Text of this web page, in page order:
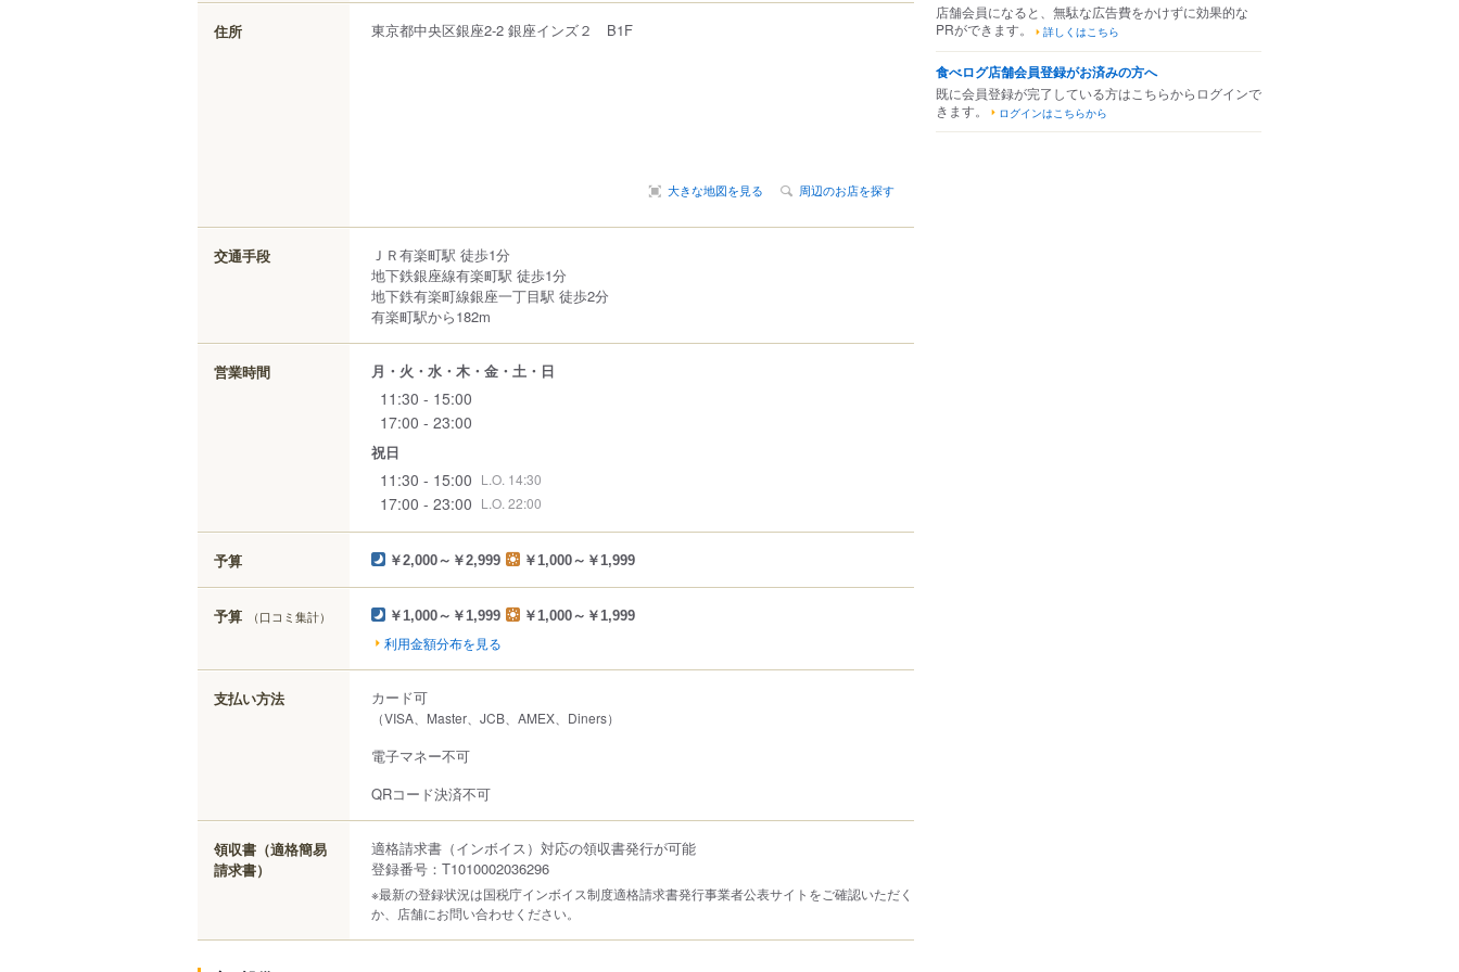
住所 東京都中央区銀座2-2 銀座インズ２ B1F
大きな地図を見る 周辺のお店を探す
交通手段
ＪＲ有楽町駅 徒歩1分
地下鉄銀座線有楽町駅 徒歩1分
地下鉄有楽町線銀座一丁目駅 徒歩2分
有楽町駅から182m
営業時間 月・火・水・木・金・土・日
11:30 - 15:00
17:00 - 23:00
祝日
11:30 - 15:00 L.O. 14:30
17:00 - 23:00 L.O. 22:00
予算 ￥2,000～￥2,999 ￥1,000～￥1,999
予算 （口コミ集計） ￥1,000～￥1,999 ￥1,000～￥1,999
利用金額分布を見る
支払い方法 カード可
（VISA、Master、JCB、AMEX、Diners）
電子マネー不可
QRコード決済不可
領収書（適格簡易
請求書）
適格請求書（インボイス）対応の領収書発行が可能
登録番号：T1010002036296
※最新の登録状況は国税庁インボイス制度適格請求書発行事業者公表サイトをご確認いただく
か、店舗にお問い合わせください。
店舗会員になると、無駄な広告費をかけずに効果的な
PRができます。
詳しくはこちら
食べログ店舗会員登録がお済みの方へ
既に会員登録が完了している方はこちらからログインで
きます。
ログインはこちらから